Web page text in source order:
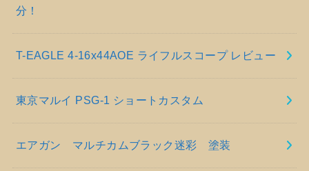
分！
T-EAGLE 4-16x44AOE ライフルスコープ レビュー
東京マルイ PSG-1 ショートカスタム
エアガン マルチカムブラック迷彩 塗装